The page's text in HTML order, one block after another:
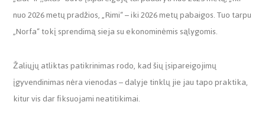
nuo 2026 metų pradžios, „Rimi“ – iki 2026 metų pabaigos. Tuo tarpu
„Norfa“ tokį sprendimą sieja su ekonominėmis sąlygomis.
Žaliųjų atliktas patikrinimas rodo, kad šių įsipareigojimų
įgyvendinimas nėra vienodas – dalyje tinklų jie jau tapo praktika,
kitur vis dar fiksuojami neatitikimai.